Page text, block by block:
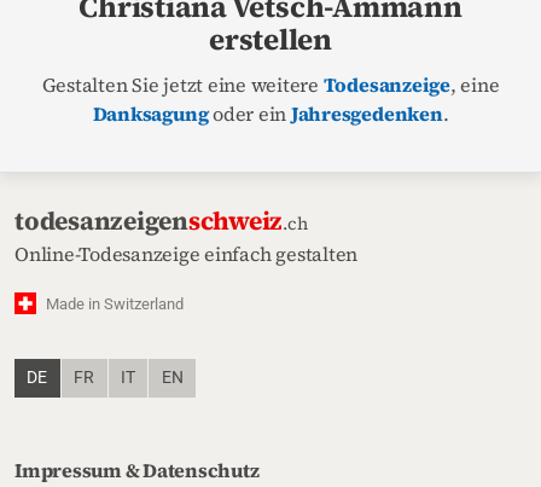
erstellen
Gestalten Sie jetzt eine weitere Todesanzeige, eine
Danksagungoder einJahresgedenken.
todesanzeigenschweiz.ch
Online-Todesanzeige einfach gestalten
Made in Switzerland
DE FR IT EN
Impressum & Datenschutz